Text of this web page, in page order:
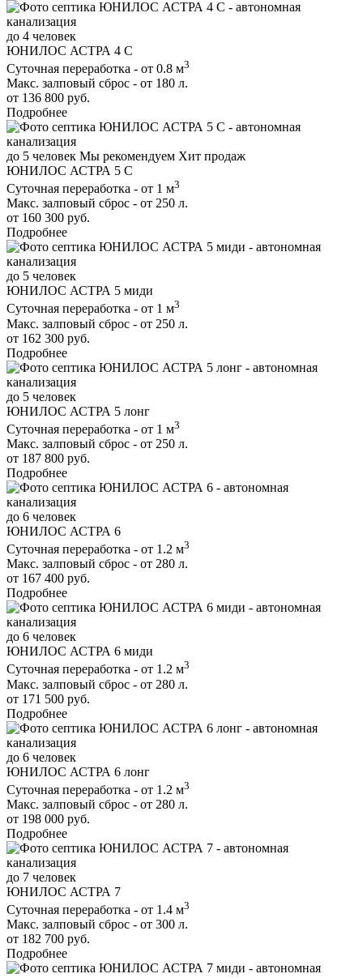
до 4 человек
ЮНИЛОС АСТРА 4 С
Суточная переработка - от 0.8 м3
Макс. залповый сброс - от 180 л.
от 136 800 руб.
Подробнее
до 5 человек Мы рекомендуем Хит продаж
ЮНИЛОС АСТРА 5 С
Суточная переработка - от 1 м3
Макс. залповый сброс - от 250 л.
от 160 300 руб.
Подробнее
до 5 человек
ЮНИЛОС АСТРА 5 миди
Суточная переработка - от 1 м3
Макс. залповый сброс - от 250 л.
от 162 300 руб.
Подробнее
до 5 человек
ЮНИЛОС АСТРА 5 лонг
Суточная переработка - от 1 м3
Макс. залповый сброс - от 250 л.
от 187 800 руб.
Подробнее
до 6 человек
ЮНИЛОС АСТРА 6
Суточная переработка - от 1.2 м3
Макс. залповый сброс - от 280 л.
от 167 400 руб.
Подробнее
до 6 человек
ЮНИЛОС АСТРА 6 миди
Суточная переработка - от 1.2 м3
Макс. залповый сброс - от 280 л.
от 171 500 руб.
Подробнее
до 6 человек
ЮНИЛОС АСТРА 6 лонг
Суточная переработка - от 1.2 м3
Макс. залповый сброс - от 280 л.
от 198 000 руб.
Подробнее
до 7 человек
ЮНИЛОС АСТРА 7
Суточная переработка - от 1.4 м3
Макс. залповый сброс - от 300 л.
от 182 700 руб.
Подробнее